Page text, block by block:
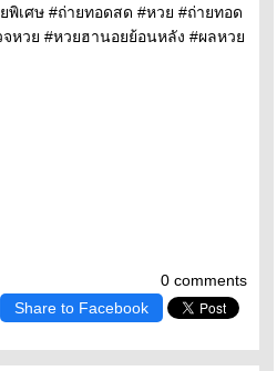
เศษ #ถ่ายทอดสด #หวย #ถ่ายทอด
จหวย #หวยฮานอยย้อนหลัง #ผลหว
0 comments
Share to Facebook